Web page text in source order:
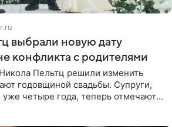
выбрали новую дату
конфликта с родителями
Пельтц решили изменить
годовщиной свадьбы. Супруги,
четыре года, теперь отмечают